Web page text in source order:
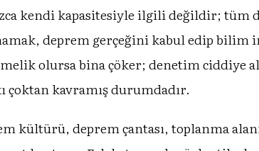
kendi kapasitesiyle ilgili değildir;
deprem gerçeğini kabul edip
olursa bina çöker; denetim ciddiye
çoktan kavramış durumdadır.
kültürü, deprem çantası, toplanma